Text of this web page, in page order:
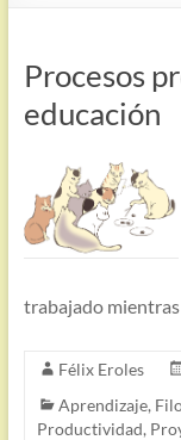
Procesos
educación
trabajado mientras
Félix Eroles
Aprendizaje,
Productividad,